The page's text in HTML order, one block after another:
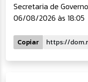
Secretaria de Governo
06/08/2026 às 18:05
Copiar